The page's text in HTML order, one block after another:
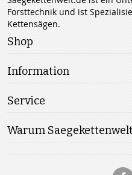
Forsttechnik und ist
Kettensägen.
Shop
Information
Service
Warum